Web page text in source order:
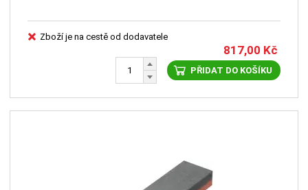
Zboží je na cestě od dodavatele
817,00 Kč
PŘIDAT DO KOŠÍKU